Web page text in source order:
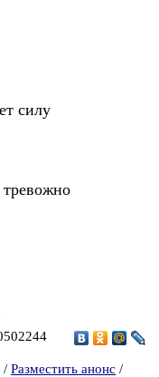
силу
/ Разместить анонс /